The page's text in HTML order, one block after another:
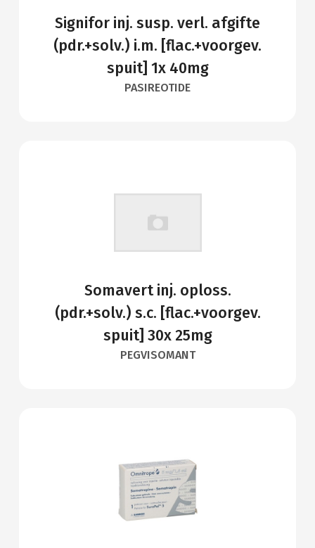
Signifor inj. susp. verl. afgifte
(pdr.+solv.) i.m. [flac.+voorgev.
spuit] 1x 40mg
PASIREOTIDE
Somavert inj. oploss.
(pdr.+solv.) s.c. [flac.+voorgev.
spuit] 30x 25mg
PEGVISOMANT